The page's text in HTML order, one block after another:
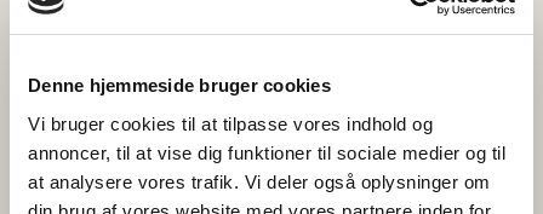
Denne hjemmeside bruger cookies
Vi bruger cookies til at tilpasse vores indhold og
annoncer, til at vise dig funktioner til sociale medier og til
at analysere vores trafik. Vi deler også oplysninger om